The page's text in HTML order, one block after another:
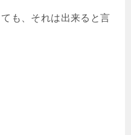
も、それは出来ると言